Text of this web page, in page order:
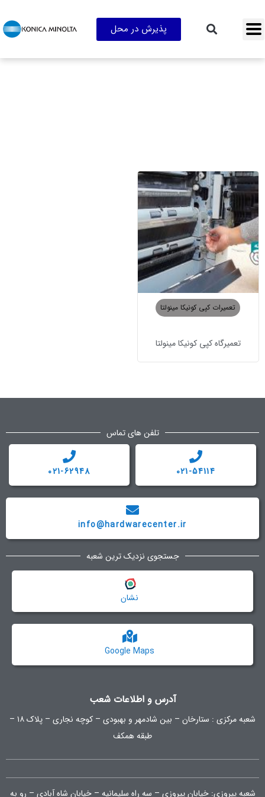
پذیرش در محل
تعمیرات کپی کونیکا مینولتا
تعمیرگاه کپی کونیکا مینولتا
آدرس و اطلاعات شعب
شعبه مرکزی :
ستارخان – بین شادمهر و بهبودی – کوچه نجاری – پلاک ۱۸ –
طبقه همکف
شعبه پیروزی: خیابان پیروزی – سه راه سلیمانیه – خیابان شاه آبادی – رو به
تلفن های تماس
021-54114
021-62948
info@hardwarecenter.ir
جستجوی نزدیک ترین شعبه
Google Maps
نشان